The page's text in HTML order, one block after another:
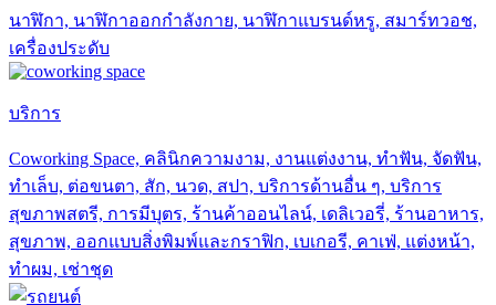
นาฬิกา, นาฬิกาออกกำลังกาย, นาฬิกาแบรนด์หรู, สมาร์ทวอช,
เครื่องประดับ
บริการ
Coworking Space, คลินิกความงาม, งานแต่งงาน, ทำฟัน, จัดฟัน,
ทำเล็บ, ต่อขนตา, สัก, นวด, สปา, บริการด้านอื่น ๆ, บริการ
สุขภาพสตรี, การมีบุตร, ร้านค้าออนไลน์, เดลิเวอรี่, ร้านอาหาร,
สุขภาพ, ออกแบบสิ่งพิมพ์และกราฟิก, เบเกอรี, คาเฟ่, แต่งหน้า,
ทำผม, เช่าชุด